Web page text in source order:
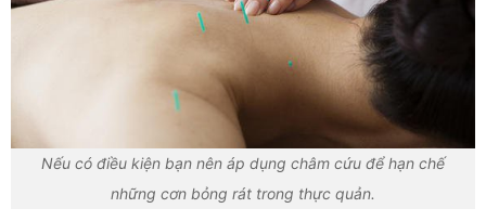
Nếu có điều kiện bạn nên áp dụng châm cứu để hạn chế
những cơn bỏng rát trong thực quản.